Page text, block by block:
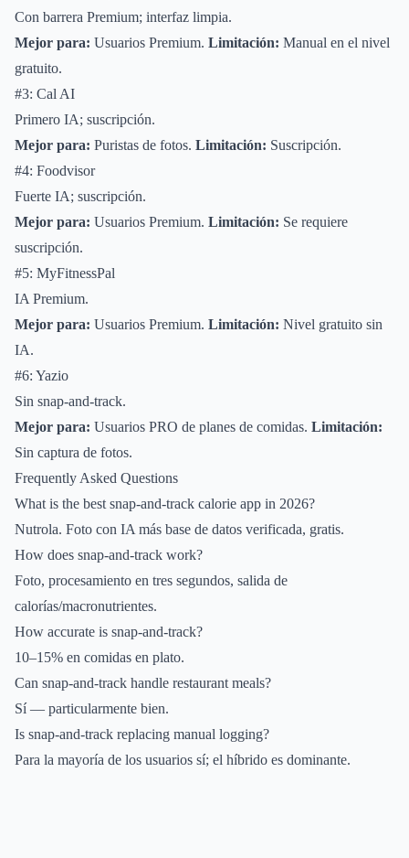
Con barrera Premium; interfaz limpia.
Mejor para: Usuarios Premium. Limitación: Manual en el nivel
gratuito.
#3: Cal AI
Primero IA; suscripción.
Mejor para: Puristas de fotos. Limitación: Suscripción.
#4: Foodvisor
Fuerte IA; suscripción.
Mejor para: Usuarios Premium. Limitación: Se requiere
suscripción.
#5: MyFitnessPal
IA Premium.
Mejor para: Usuarios Premium. Limitación: Nivel gratuito sin
IA.
#6: Yazio
Sin snap-and-track.
Mejor para: Usuarios PRO de planes de comidas. Limitación:
Sin captura de fotos.
Frequently Asked Questions
What is the best snap-and-track calorie app in 2026?
Nutrola. Foto con IA más base de datos verificada, gratis.
How does snap-and-track work?
Foto, procesamiento en tres segundos, salida de
calorías/macronutrientes.
How accurate is snap-and-track?
10–15% en comidas en plato.
Can snap-and-track handle restaurant meals?
Sí — particularmente bien.
Is snap-and-track replacing manual logging?
Para la mayoría de los usuarios sí; el híbrido es dominante.